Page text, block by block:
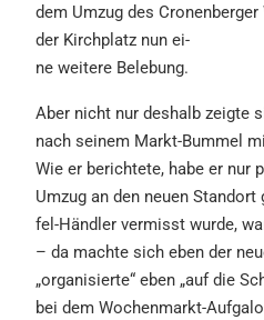
dem Umzug des
der Kirch­platz nun ei-
ne weite­re Belebung.
Aber nicht nur deshalb zeigte
nach seinem Markt-Bummel
Wie er berich­tete, habe er nur
Umzug an den neuen Stand­ort
fel-Händler vermisst wurde,
– da machte sich eben der
„organi­sierte“ eben „auf die
bei dem Wochenmarkt-